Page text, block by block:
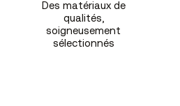
Des matériaux de
qualités,
soigneusement
sélectionnés